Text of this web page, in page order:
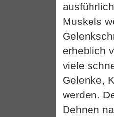
Muskels
erheblich
viele
Gelenke,
werden.
Dehnen